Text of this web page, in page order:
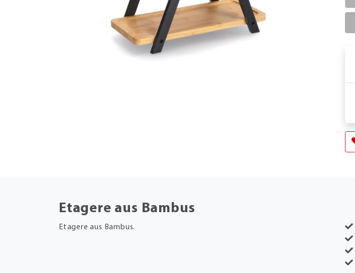
Etagere aus Bambus
Etagere aus Bambus.